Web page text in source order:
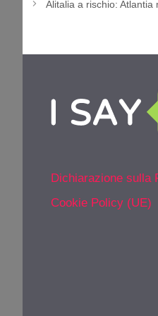
Alitalia a rischio:
Dichiarazione sulla
Cookie Policy (UE)